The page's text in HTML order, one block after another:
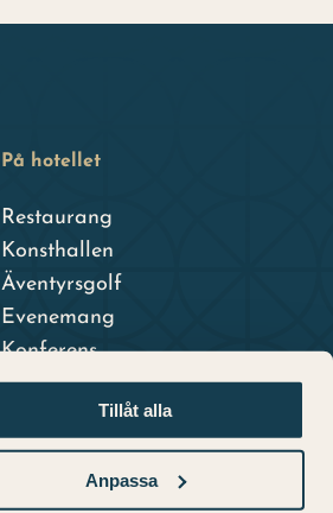
Tillåt alla
Anpassa
På hotellet
Restaurang
Konsthallen
Äventyrsgolf
Evenemang
Konferens